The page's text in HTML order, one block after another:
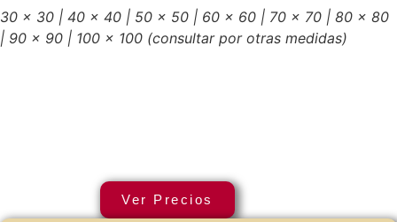
30 x 30 | 40 x 40 | 50 x 50 | 60 x 60 | 70 x 70 | 80 x 80
| 90 x 90 | 100 x 100 (consultar por otras medidas)
Ver Precios